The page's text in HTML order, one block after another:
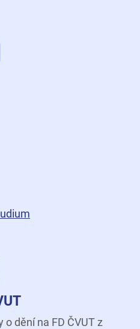
dopravní
dopravní
dění na FD ČVUT z